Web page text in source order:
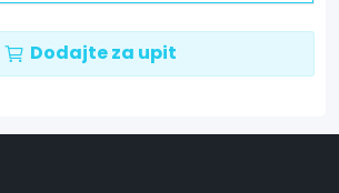
Dodajte za upit